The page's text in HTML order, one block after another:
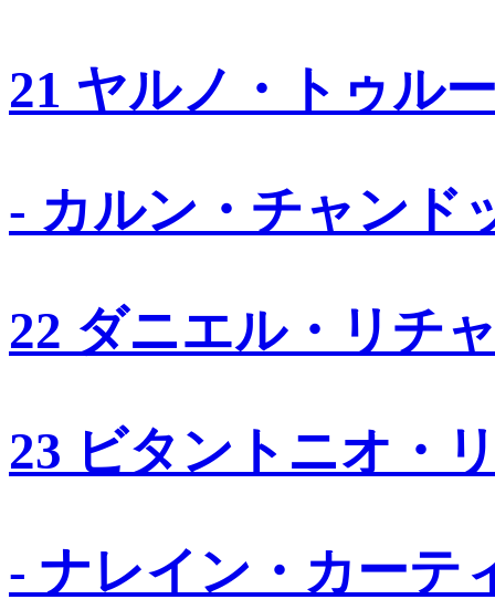
21 ヤルノ・トゥル
- カルン・チャンド
22 ダニエル・リチ
23 ビタントニオ・
- ナレイン・カーテ